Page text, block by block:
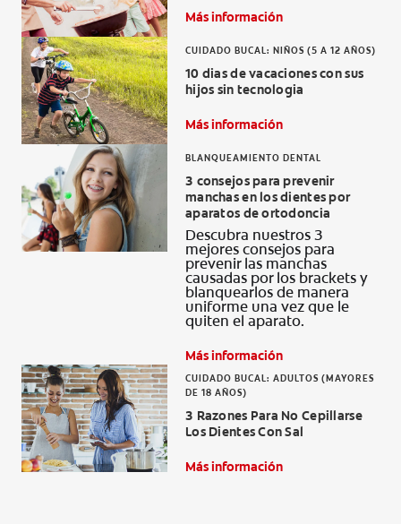
Más información
CUIDADO BUCAL: NIÑOS (5 A 12 AÑOS)
10 dias de vacaciones con sus
hijos sin tecnologia
Más información
BLANQUEAMIENTO DENTAL
3 consejos para prevenir
manchas en los dientes por
aparatos de ortodoncia
Descubra nuestros 3
mejores consejos para
prevenir las manchas
causadas por los brackets y
blanquearlos de manera
uniforme una vez que le
quiten el aparato.
Más información
CUIDADO BUCAL: ADULTOS (MAYORES
DE 18 AÑOS)
3 Razones Para No Cepillarse
Los Dientes Con Sal
Más información